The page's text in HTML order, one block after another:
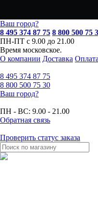
Ваш город?
8 495 374 87 75 8 800 500 75
ПН-ПТ с 9.00 до 21.00
Время московское.
О компании Доставка Оплата
8 495 374 87 75
8 800 500 75 30
Ваш город?
ПН - ВС: 9.00 - 21.00
Обратная связь
Проверить статус заказа